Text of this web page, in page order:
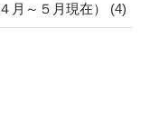
月～５月現在） (4)